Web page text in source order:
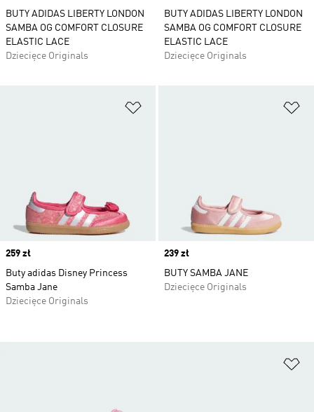
BUTY ADIDAS LIBERTY LONDON
SAMBA OG COMFORT CLOSURE
ELASTIC LACE
Dziecięce Originals
BUTY ADIDAS LIBERTY LONDON
SAMBA OG COMFORT CLOSURE
ELASTIC LACE
Dziecięce Originals
Price
259 zł
Buty adidas Disney Princess
Samba Jane
Dziecięce Originals
Price
239 zł
BUTY SAMBA JANE
Dziecięce Originals